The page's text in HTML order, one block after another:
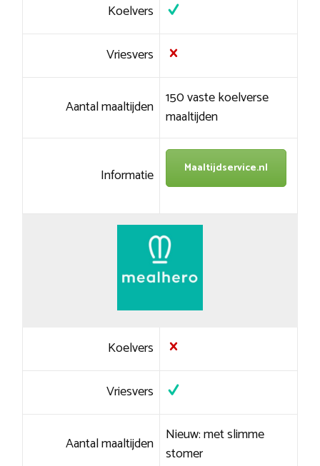
Koelvers
Vriesvers
Aantal maaltijden 150 vaste koelverse
maaltijden
Informatie Maaltijdservice.nl
Koelvers
Vriesvers
Aantal maaltijden Nieuw: met slimme
stomer